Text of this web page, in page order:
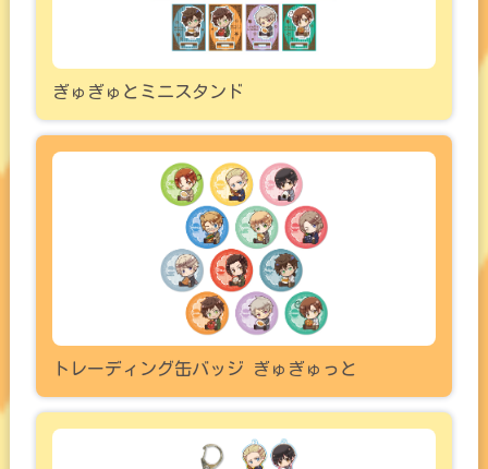
ぎゅぎゅとミニスタンド
トレーディング缶バッジ ぎゅぎゅっと